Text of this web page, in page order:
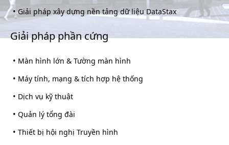
•Giải pháp xây dựng nền tảng dữ liệu DataStax
Giải pháp phần cứng
• Màn hình lớn & Tường màn hình
• Máy tính, mạng & tích hợp hệ thống
• Dịch vụ kỹ thuật
•Quản lý tổng đài
•Thiết bị hội nghị Truyền hình